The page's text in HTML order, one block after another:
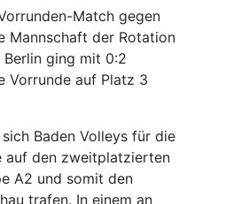
Match gegen
Mannschaft der Rotation
Berlin ging mit 0:2
Vorrunde auf Platz 3
Baden Volleys für die
auf den zweitplatzierten
A2 und somit den
trafen. In einem an